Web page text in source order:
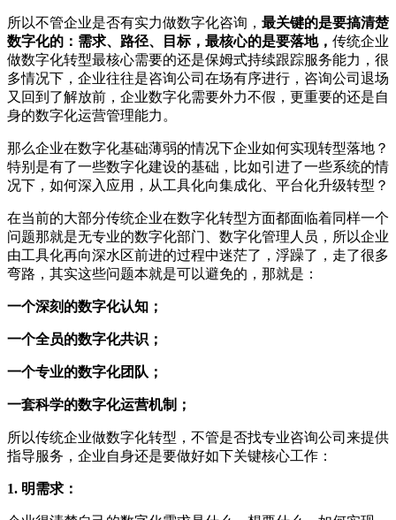
所以不管企业是否有实力做数字化咨询， 最关键的是要搞清楚
数字化的： 需求、路径、目标，最核心的是要落地， 传统企业
做数字化转型最核心需要的还是保姆式持续跟踪服务能力，很
多情况下，企业往往是咨询公司在场有序进行，咨询公司退场
又回到了解放前，企业数字化需要外力不假，更重要的还是自
身的数字化运营管理能力。
那么企业在数字化基础薄弱的情况下企业如何实现转型落地？
特别是有了一些数字化建设的基础，比如引进了一些系统的情
况下，如何深入应用，从工具化向集成化、平台化升级转型？
在当前的大部分传统企业在数字化转型方面都面临着同样一个
问题那就是无专业的数字化部门、数字化管理人员，所以企业
由工具化再向深水区前进的过程中迷茫了，浮躁了，走了很多
弯路，其实这些问题本就是可以避免的，那就是：
一个深刻的数字化认知；
一个全员的数字化共识；
一个专业的数字化团队；
一套科学的数字化运营机制；
所以传统企业做数字化转型，不管是否找专业咨询公司来提供
指导服务，企业自身还是要做好如下关键核心工作：
1. 明需求：